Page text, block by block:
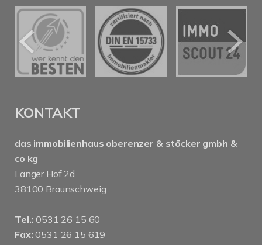
KONTAKT
das immobilienhaus oberenzer & stöcker gmbh &
co kg
Langer Hof 2d
38100 Braunschweig
Tel.: 0531 26 15 60
Fax: 0531 26 15 619